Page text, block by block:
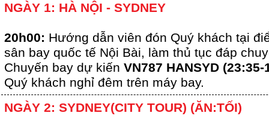
NGÀY 1: HÀ NỘI - SYDNEY
20h00: Hướng dẫn viên đón Quý khách tại
sân bay quốc tế Nội Bài, làm thủ tục đáp
Chuyến bay dự kiến VN787 HANSYD (23:35-
Quý khách nghỉ đêm trên máy bay.
NGÀY 2: SYDNEY(CITY TOUR) (ĂN:TỐI)